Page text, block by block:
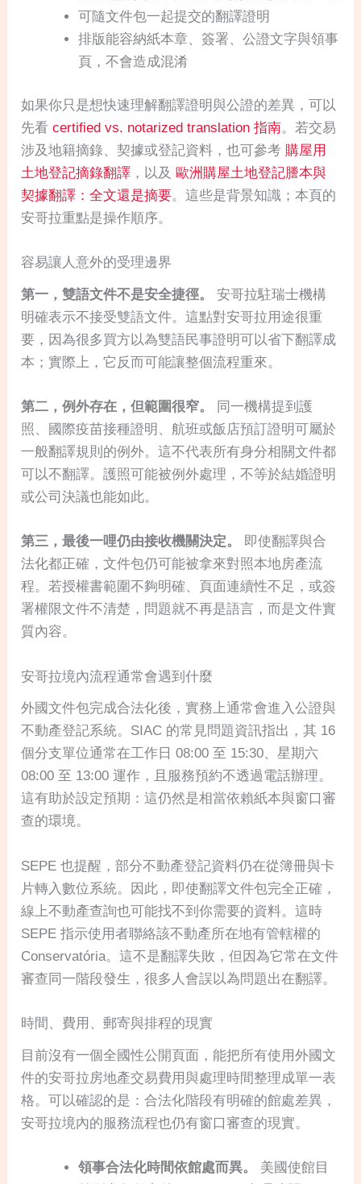
可隨文件包一起提交的翻譯證明
排版能容納紙本章、簽署、公證文字與領事
頁，不會造成混淆
如果你只是想快速理解翻譯證明與公證的差異，可以
先看certified vs. notarized translation 指南。若交易
涉及地籍摘錄、契據或登記資料，也可參考 購屋用
土地登記摘錄翻譯 ，以及歐洲購屋土地登記謄本與
契據翻譯：全文還是摘要。這些是背景知識；本頁的
安哥拉重點是操作順序。
容易讓人意外的受理邊界
第一，雙語文件不是安全捷徑。
安哥拉駐瑞士機構
明確表示不接受雙語文件。這點對安哥拉用途很重
要，因為很多買方以為雙語民事證明可以省下翻譯成
本；實際上，它反而可能讓整個流程重來。
第二，例外存在，但範圍很窄。
同一機構提到護
照、國際疫苗接種證明、航班或飯店預訂證明可屬於
一般翻譯規則的例外。這不代表所有身分相關文件都
可以不翻譯。護照可能被例外處理，不等於結婚證明
或公司決議也能如此。
第三，最後一哩仍由接收機關決定。
即使翻譯與合
法化都正確，文件包仍可能被拿來對照本地房產流
程。若授權書範圍不夠明確、頁面連續性不足，或簽
署權限文件不清楚，問題就不再是語言，而是文件實
質內容。
安哥拉境內流程通常會遇到什麼
外國文件包完成合法化後，實務上通常會進入公證與
不動產登記系統。SIAC 的常見問題資訊指出，其 16
個分支單位通常在工作日 08:00 至 15:30、星期六
08:00 至 13:00 運作，且服務預約不透過電話辦理。
這有助於設定預期：這仍然是相當依賴紙本與窗口審
查的環境。
SEPE 也提醒，部分不動產登記資料仍在從簿冊與卡
片轉入數位系統。因此，即使翻譯文件包完全正確，
線上不動產查詢也可能找不到你需要的資料。這時
SEPE 指示使用者聯絡該不動產所在地有管轄權的
Conservatória。這不是翻譯失敗，但因為它常在文件
審查同一階段發生，很多人會誤以為問題出在翻譯。
時間、費用、郵寄與排程的現實
目前沒有一個全國性公開頁面，能把所有使用外國文
件的安哥拉房地產交易費用與處理時間整理成單一表
格。可以確認的是：合法化階段有明確的館處差異，
安哥拉境內的服務流程也仍有窗口審查的現實。
領事合法化時間依館處而異。
美國使館目